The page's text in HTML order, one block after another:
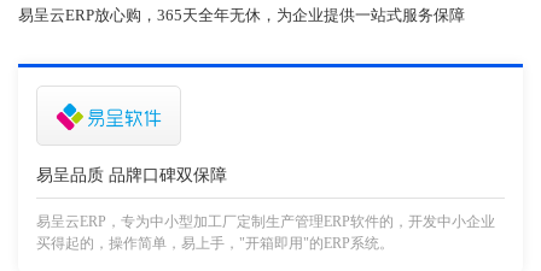
易呈云ERP放心购，365天全年无休，为企业提供一站式服务保障
易呈品质 品牌口碑双保障
易呈云ERP，专为中小型加工厂定制生产管理ERP软件的，开发中小企业
买得起的，操作简单，易上手，"开箱即用"的ERP系统。